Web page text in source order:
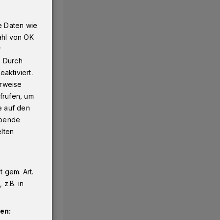
Daten wie
von OK
Durch
um
auf den
gem. Art.
z.B. in